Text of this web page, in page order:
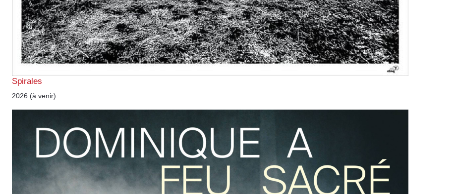
Spirales
2026 (à venir)